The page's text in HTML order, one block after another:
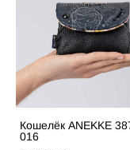
Кошелёк ANEKKE
016